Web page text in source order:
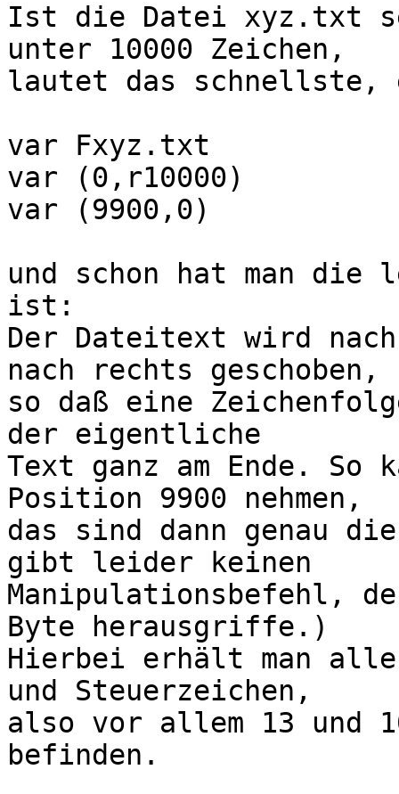
Ist die Datei xyz.txt
unter 10000 Zeichen,
lautet das schnellste,
var Fxyz.txt
var (0,r10000)
var (9900,0)
und schon hat man
ist:
Der Dateitext wird
nach rechts geschoben,
so daß eine
der eigentliche
Text ganz am Ende. So
Position 9900 nehmen,
das sind dann genau
gibt leider keinen
Manipulationsbefehl,
Byte herausgriffe.)
Hierbei erhält man
und Steuerzeichen,
also vor allem 13 und
befinden.